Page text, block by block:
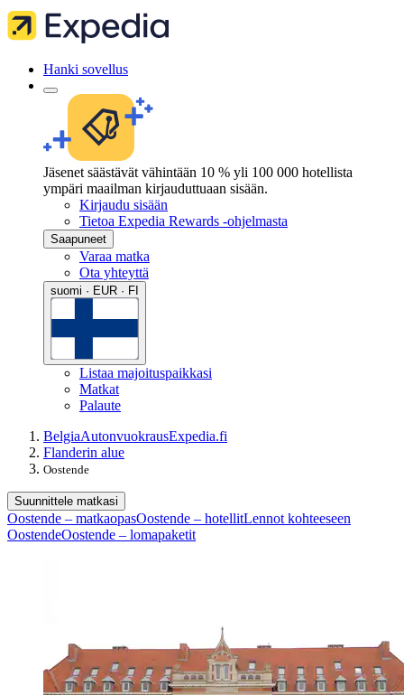
Hanki sovellus
Jäsenet säästävät vähintään 10 % yli 100 000 hotellista
ympäri maailman kirjauduttuaan sisään.
Kirjaudu sisään
Tietoa Expedia Rewards -ohjelmasta
Saapuneet
Varaa matka
Ota yhteyttä
suomi · EUR · FI
Listaa majoituspaikkasi
Matkat
Palaute
BelgiaAutonvuokrausExpedia.fi
Flanderin alue
Oostende
Suunnittele matkasi
Oostende – matkaopasOostende – hotellitLennot kohteeseen
OostendeOostende – lomapaketit